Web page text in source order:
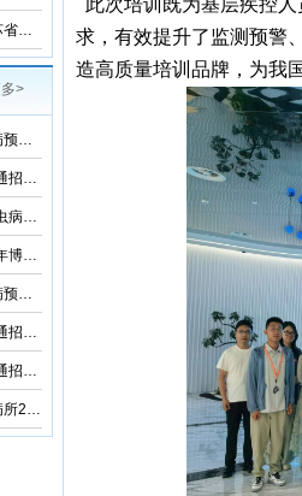
寄生虫病所组织专家完成对江苏省和湖北省2026年疟疾再传播风险评估
>
中国疾病预防控制中心寄生虫病预防控制所（国家热带病研究中心）2026年优秀大学生夏令营活动招收简章
寄生虫病所关于公布2026年普通招考博士考生调剂复试名单的通知
2026年度国家卫生健康委寄生虫病原与媒介生物学重点实验室开放课题申请通知
中国疾控中心寄生虫病所2026年博士研究生招生调剂信息公布
中国疾病预防控制中心寄生虫病预防控制所2026年部门预算
寄生虫病所关于公布2026年普通招考公共卫生博士考生复试名单的通知
寄生虫病所关于公布2026年普通招考学术学位博士考生复试名单的通知
中国疾病预防控制中心寄生虫病所2024年度部门决算
此次培训既为基层疾控
求，有效提升了监测预警
造高质量培训品牌，为我